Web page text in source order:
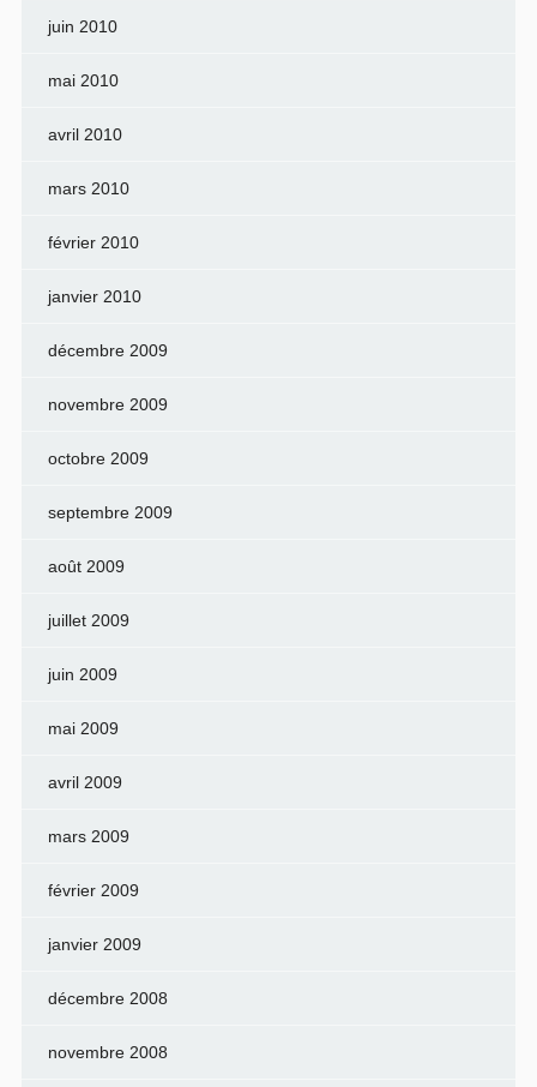
juin 2010
mai 2010
avril 2010
mars 2010
février 2010
janvier 2010
décembre 2009
novembre 2009
octobre 2009
septembre 2009
août 2009
juillet 2009
juin 2009
mai 2009
avril 2009
mars 2009
février 2009
janvier 2009
décembre 2008
novembre 2008